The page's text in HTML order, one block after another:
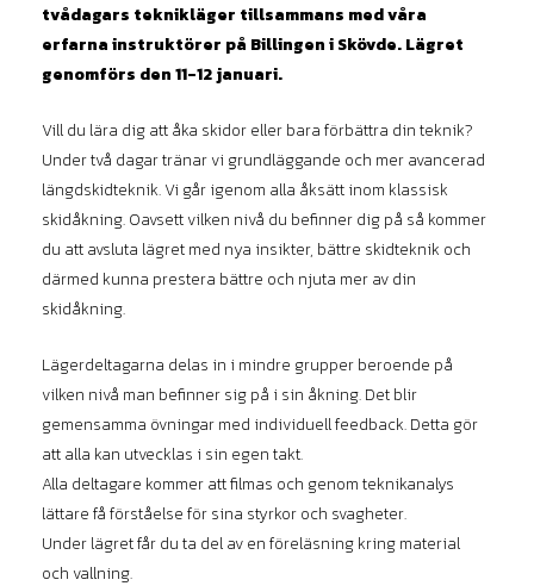
tvådagars teknikläger tillsammans med våra
erfarna instruktörer på Billingen i Skövde. Lägret
genomförs den 11-12 januari.
Vill du lära dig att åka skidor eller bara förbättra din teknik?
Under två dagar tränar vi grundläggande och mer avancerad
längdskidteknik. Vi går igenom alla åksätt inom klassisk
skidåkning. Oavsett vilken nivå du befinner dig på så kommer
du att avsluta lägret med nya insikter, bättre skidteknik och
därmed kunna prestera bättre och njuta mer av din
skidåkning.
Lägerdeltagarna delas in i mindre grupper beroende på
vilken nivå man befinner sig på i sin åkning. Det blir
gemensamma övningar med individuell feedback. Detta gör
att alla kan utvecklas i sin egen takt.
Alla deltagare kommer att filmas och genom teknikanalys
lättare få förståelse för sina styrkor och svagheter.
Under lägret får du ta del av en föreläsning kring material
och vallning.